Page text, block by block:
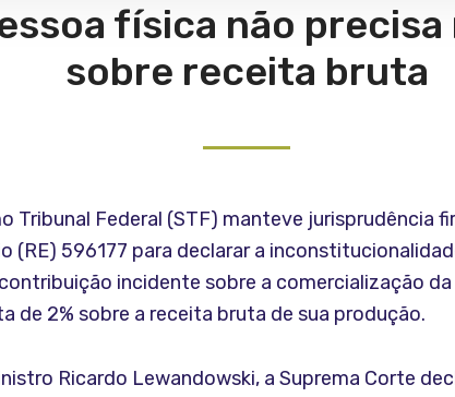
física não
sobre receita bruta
Tribunal Federal (STF) manteve jurisprudência
(RE) 596177 para declarar a
incidente sobre a comercialização
de 2% sobre a receita bruta de sua produção.
Ricardo Lewandowski, a Suprema Corte